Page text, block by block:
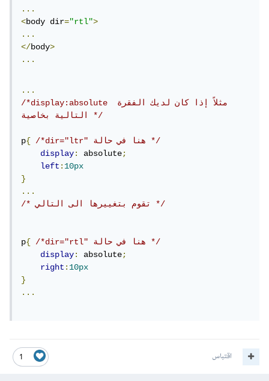
...
<body dir="rtl">
...
</body>
...
...
/*display:absolute مثلاً إذا كان لديك الفقرة
التالية بخاصية */
p{
/*dir="ltr" هنا في حالة */
display: absolute;
left:10px
}
...
/* تقوم بتغييرها الى التالي */
p{
/*dir="rtl" هنا في حالة */
display: absolute;
right:10px
}
...
1 اقتباس